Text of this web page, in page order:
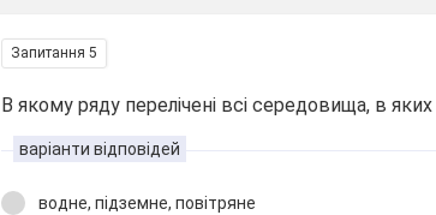
Запитання 5
В якому ряду перелічені всі середовища, в
варіанти відповідей
водне, підземне, повітряне